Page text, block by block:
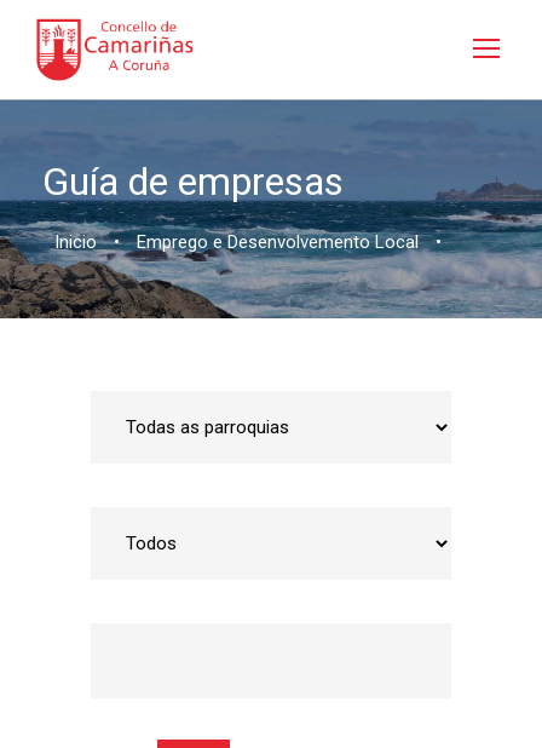
Guía de empresas
Inicio • Emprego e Desenvolvemento Local •